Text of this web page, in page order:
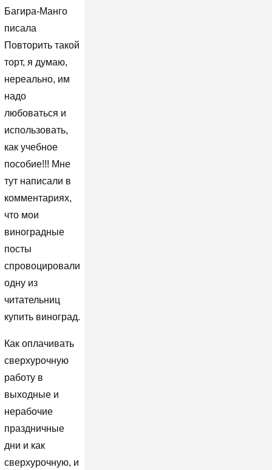
Багира-Манго
писала
Повторить такой
торт, я думаю,
нереально, им
надо
любоваться и
использовать,
как учебное
пособие!!! Мне
тут написали в
комментариях,
что мои
виноградные
посты
спровоцировали
одну из
читательниц
купить виноград.
Как оплачивать
сверхурочную
работу в
выходные и
нерабочие
праздничные
дни и как
сверхурочную, и